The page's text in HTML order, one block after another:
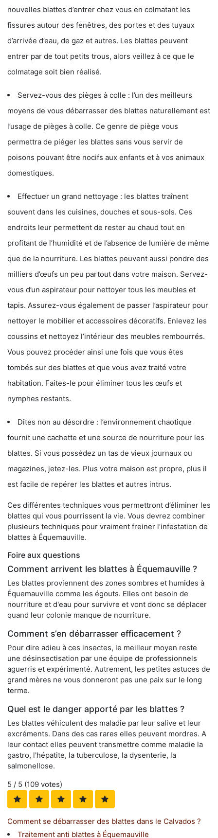
nouvelles blattes d’entrer chez vous en colmatant les
fissures autour des fenêtres, des portes et des tuyaux
d’arrivée d’eau, de gaz et autres. Les blattes peuvent
entrer par de tout petits trous, alors veillez à ce que le
colmatage soit bien réalisé.
Servez-vous des pièges à colle : l’un des meilleurs
moyens de vous débarrasser des blattes naturellement est
l’usage de pièges à colle. Ce genre de piège vous
permettra de piéger les blattes sans vous servir de
poisons pouvant être nocifs aux enfants et à vos animaux
domestiques.
Effectuer un grand nettoyage : les blattes traînent
souvent dans les cuisines, douches et sous-sols. Ces
endroits leur permettent de rester au chaud tout en
profitant de l’humidité et de l’absence de lumière de même
que de la nourriture. Les blattes peuvent aussi pondre des
milliers d’œufs un peu partout dans votre maison. Servez-
vous d’un aspirateur pour nettoyer tous les meubles et
tapis. Assurez-vous également de passer l’aspirateur pour
nettoyer le mobilier et accessoires décoratifs. Enlevez les
coussins et nettoyez l’intérieur des meubles rembourrés.
Vous pouvez procéder ainsi une fois que vous êtes
tombés sur des blattes et que vous avez traité votre
habitation. Faites-le pour éliminer tous les œufs et
nymphes restants.
Dîtes non au désordre : l’environnement chaotique
fournit une cachette et une source de nourriture pour les
blattes. Si vous possédez un tas de vieux journaux ou
magazines, jetez-les. Plus votre maison est propre, plus il
est facile de repérer les blattes et autres intrus.
Ces différentes techniques vous permettront d’éliminer les
blattes qui vous pourrissent la vie. Vous devrez combiner
plusieurs techniques pour vraiment freiner l’infestation de
blattes à Équemauville.
Foire aux questions
Comment arrivent les blattes à Équemauville ?
Les blattes proviennent des zones sombres et humides à
Équemauville comme les égouts. Elles ont besoin de
nourriture et d'eau pour survivre et vont donc se déplacer
quand leur colonie manque de nourriture.
Comment s’en débarrasser efficacement ?
Pour dire adieu à ces insectes, le meilleur moyen reste
une désinsectisation par une équipe de professionnels
aguerris et expérimenté. Autrement, les petites astuces de
grand mères ne vous donneront pas une paix sur le long
terme.
Quel est le danger apporté par les blattes ?
Les blattes véhiculent des maladie par leur salive et leur
excréments. Dans des cas rares elles peuvent mordres. A
leur contact elles peuvent transmettre comme maladie la
gastro, l'hépatite, la tuberculose, la dysenterie, la
salmonellose.
5 / 5 (109 votes)
Comment se débarrasser des blattes dans le Calvados ?
Traitement anti blattes à Équemauville